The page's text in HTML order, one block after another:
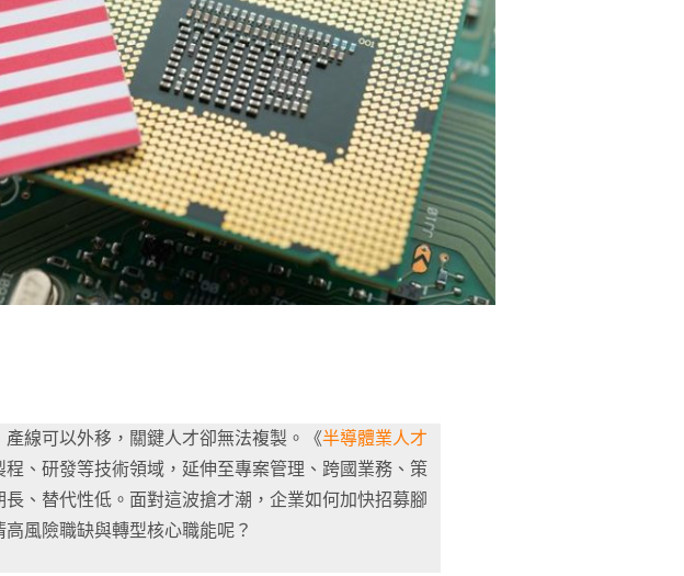
線可以外移，關鍵人才卻無法複製。《半導體業人才
、研發等技術領域，延伸至專案管理、跨國業務、策
、替代性低。面對這波搶才潮，企業如何加快招募腳
風險職缺與轉型核心職能呢？